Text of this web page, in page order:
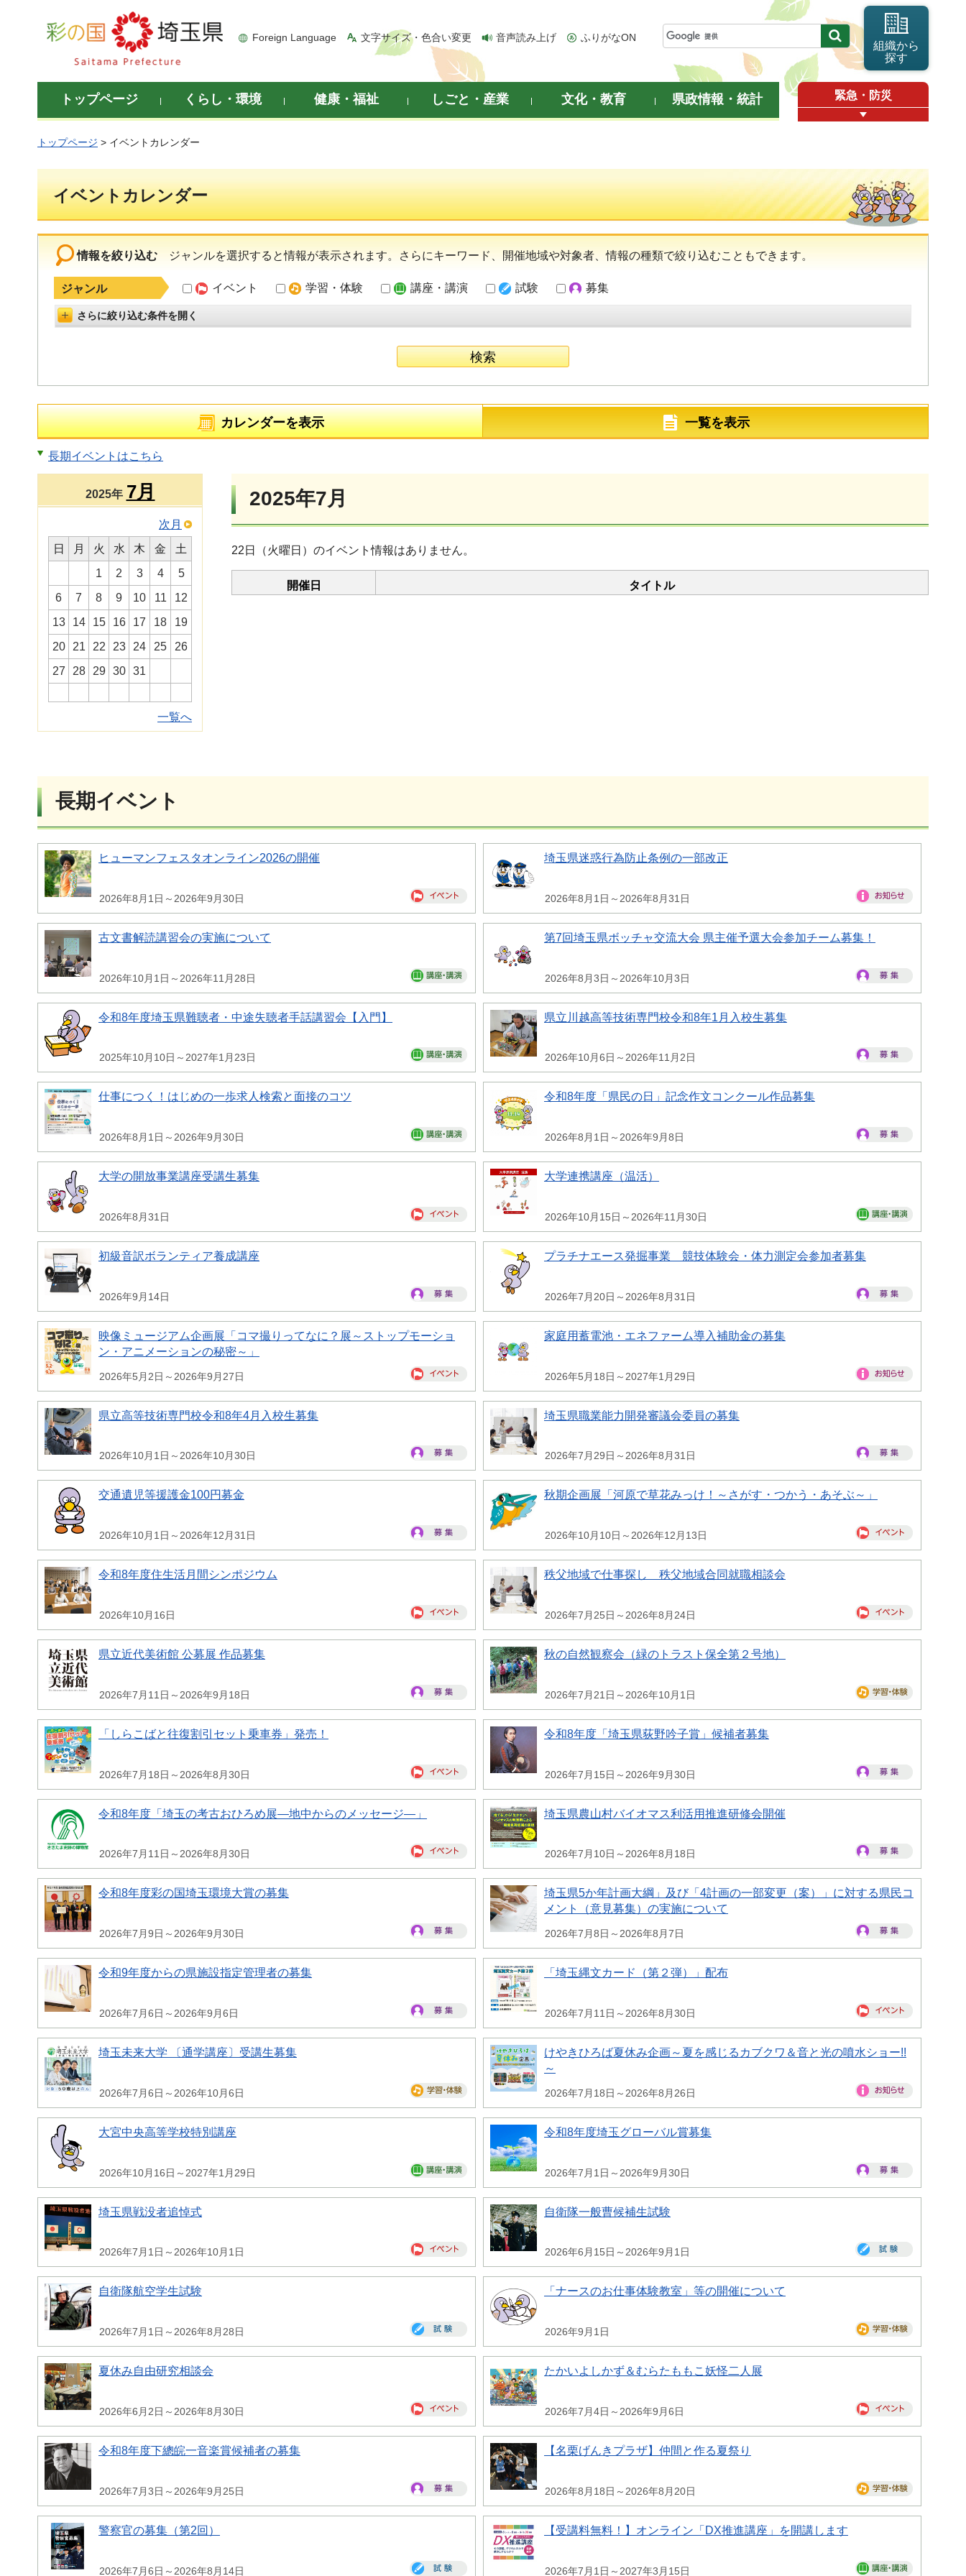
彩の国 埼玉県
Foreign Language 文字サイズ・色合い変更 音声読み上げ ふりがなON
組織から
探す
トップページ くらし・環境 健康・福祉 しごと・産業 文化・教育 県政情報・統計 緊急・防災
トップページ > イベントカレンダー
イベントカレンダー
情報を絞り込む ジャンルを選択すると情報が表示されます。さらにキーワード、開催地域や対象者、情報の種類で絞り込むこともできます。
ジャンル イベント 学習・体験 講座・講演 試験 募集
詳細設定を開く
さらに絞り込む条件を開く
カレンダーを表示 一覧を表示
長期イベントはこちら
2025年 7月
次月
日
月 火 水 木 金
土
1
2 3 4
5
6
7 8 9 10 11
12
13
14 15 16 17 18
19
20
21 22 23 24 25
26
27
28 29 30 31
一覧へ
2025年7月
22日（火曜日）のイベント情報はありません。
開催日 タイトル
長期イベント
ヒューマンフェスタオンライン2026の開催
2026年8月1日～2026年9月30日
埼玉県迷惑行為防止条例の一部改正
2026年8月1日～2026年8月31日
古文書解読講習会の実施について
2026年10月1日～2026年11月28日
第7回埼玉県ボッチャ交流大会 県主催予選大会参加チーム募集！
2026年8月3日～2026年10月3日
令和8年度埼玉県難聴者・中途失聴者手話講習会【入門】
2025年10月10日～2027年1月23日
県立川越高等技術専門校令和8年1月入校生募集
2026年10月6日～2026年11月2日
仕事につく！はじめの一歩求人検索と面接のコツ
2026年8月1日～2026年9月30日
令和8年度「県民の日」記念作文コンクール作品募集
2026年8月1日～2026年9月8日
大学の開放事業講座受講生募集
2026年8月31日
大学連携講座（温活）
2026年10月15日～2026年11月30日
初級音訳ボランティア養成講座
2026年9月14日
プラチナエース発掘事業 競技体験会・体力測定会参加者募集
2026年7月20日～2026年8月31日
映像ミュージアム企画展「コマ撮りってなに？展～ストップモーショ
ン・アニメーションの秘密～」
2026年5月2日～2026年9月27日
家庭用蓄電池・エネファーム導入補助金の募集
2026年5月18日～2027年1月29日
県立高等技術専門校令和8年4月入校生募集
2026年10月1日～2026年10月30日
埼玉県職業能力開発審議会委員の募集
2026年7月29日～2026年8月31日
交通遺児等援護金100円募金
2026年10月1日～2026年12月31日
秋期企画展「河原で草花みっけ！～さがす・つかう・あそぶ～」
2026年10月10日～2026年12月13日
令和8年度住生活月間シンポジウム
2026年10月16日
秩父地域で仕事探し 秩父地域合同就職相談会
2026年7月25日～2026年8月24日
県立近代美術館 公募展 作品募集
2026年7月11日～2026年9月18日
秋の自然観察会（緑のトラスト保全第２号地）
2026年7月21日～2026年10月1日
「しらこばと往復割引セット乗車券」発売！
2026年7月18日～2026年8月30日
令和8年度「埼玉県荻野吟子賞」候補者募集
2026年7月15日～2026年9月30日
令和8年度「埼玉の考古おひろめ展―地中からのメッセージ―」
2026年7月11日～2026年8月30日
埼玉県農山村バイオマス利活用推進研修会開催
2026年7月10日～2026年8月18日
令和8年度彩の国埼玉環境大賞の募集
2026年7月9日～2026年9月30日
埼玉県5か年計画大綱」及び「4計画の一部変更（案）」に対する県民コ
メント（意見募集）の実施について
2026年7月8日～2026年8月7日
令和9年度からの県施設指定管理者の募集
2026年7月6日～2026年9月6日
「埼玉縄文カード（第２弾）」配布
2026年7月11日～2026年8月30日
埼玉未来大学 〔通学講座〕受講生募集
2026年7月6日～2026年10月6日
けやきひろば夏休み企画～夏を感じるカブクワ＆音と光の噴水ショー!!
～
2026年7月18日～2026年8月26日
大宮中央高等学校特別講座
2026年10月16日～2027年1月29日
令和8年度埼玉グローバル賞募集
2026年7月1日～2026年9月30日
埼玉県戦没者追悼式
2026年7月1日～2026年10月1日
自衛隊一般曹候補生試験
2026年6月15日～2026年9月1日
自衛隊航空学生試験
2026年7月1日～2026年8月28日
「ナースのお仕事体験教室」等の開催について
2026年9月1日
夏休み自由研究相談会
2026年6月2日～2026年8月30日
たかいよしかず＆むらたももこ妖怪二人展
2026年7月4日～2026年9月6日
令和8年度下總皖一音楽賞候補者の募集
2026年7月3日～2026年9月25日
【名栗げんきプラザ】仲間と作る夏祭り
2026年8月18日～2026年8月20日
警察官の募集（第2回）
2026年7月6日～2026年8月14日
【受講料無料！】オンライン「DX推進講座」を開講します
2026年7月1日～2027年3月15日